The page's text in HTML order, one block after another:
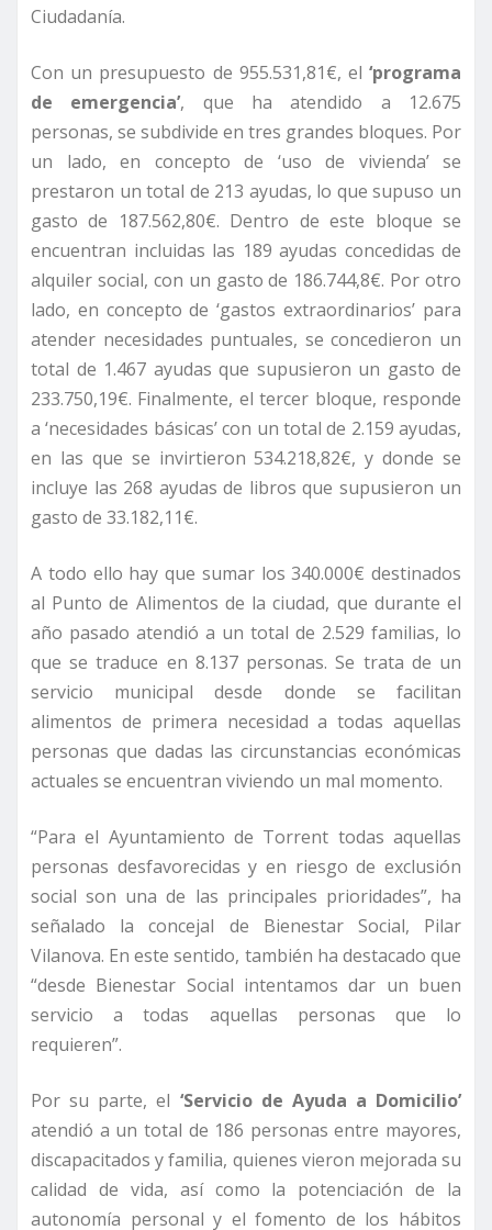
Ciudadanía.
Con un presupuesto de 955.531,81€, el ‘programa
de emergencia’, que ha atendido a 12.675
personas, se subdivide en tres grandes bloques. Por
un lado, en concepto de ‘uso de vivienda’ se
prestaron un total de 213 ayudas, lo que supuso un
gasto de 187.562,80€. Dentro de este bloque se
encuentran incluidas las 189 ayudas concedidas de
alquiler social, con un gasto de 186.744,8€. Por otro
lado, en concepto de ‘gastos extraordinarios’ para
atender necesidades puntuales, se concedieron un
total de 1.467 ayudas que supusieron un gasto de
233.750,19€. Finalmente, el tercer bloque, responde
a ‘necesidades básicas’ con un total de 2.159 ayudas,
en las que se invirtieron 534.218,82€, y donde se
incluye las 268 ayudas de libros que supusieron un
gasto de 33.182,11€.
A todo ello hay que sumar los 340.000€ destinados
al Punto de Alimentos de la ciudad, que durante el
año pasado atendió a un total de 2.529 familias, lo
que se traduce en 8.137 personas. Se trata de un
servicio municipal desde donde se facilitan
alimentos de primera necesidad a todas aquellas
personas que dadas las circunstancias económicas
actuales se encuentran viviendo un mal momento.
“Para el Ayuntamiento de Torrent todas aquellas
personas desfavorecidas y en riesgo de exclusión
social son una de las principales prioridades”, ha
señalado la concejal de Bienestar Social, Pilar
Vilanova. En este sentido, también ha destacado que
“desde Bienestar Social intentamos dar un buen
servicio a todas aquellas personas que lo
requieren”.
Por su parte, el ‘Servicio de Ayuda a Domicilio’
atendió a un total de 186 personas entre mayores,
discapacitados y familia, quienes vieron mejorada su
calidad de vida, así como la potenciación de la
autonomía personal y el fomento de los hábitos